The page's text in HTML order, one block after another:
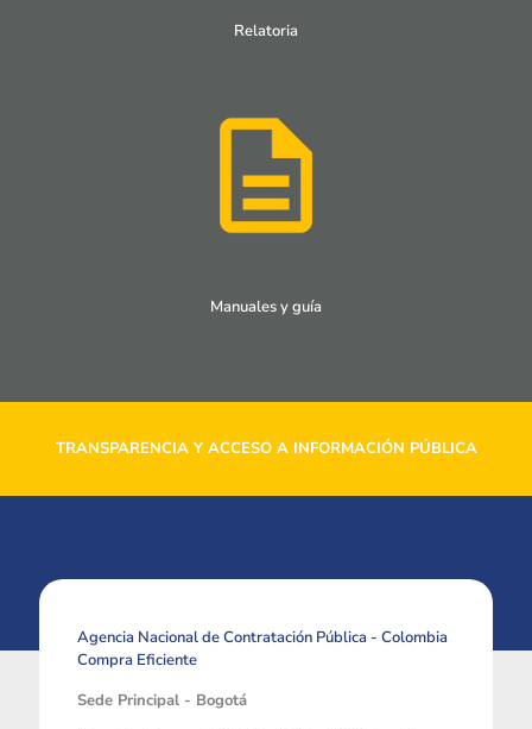
Relatoria
Manuales y guía
TRANSPARENCIA Y ACCESO A INFORMACIÓN PÚBLICA
Agencia Nacional de Contratación Pública - Colombia
Compra Eficiente
Sede Principal - Bogotá